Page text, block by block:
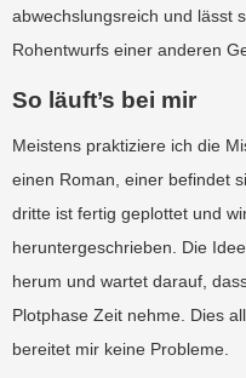
abwechslungsreich und lässt
Rohentwurfs einer anderen
So läuft’s bei mir
Meistens praktiziere ich die
einen Roman, einer befindet
dritte ist fertig geplottet und
heruntergeschrieben. Die
herum und wartet darauf,
Plotphase Zeit nehme. Dies
bereitet mir keine Probleme.